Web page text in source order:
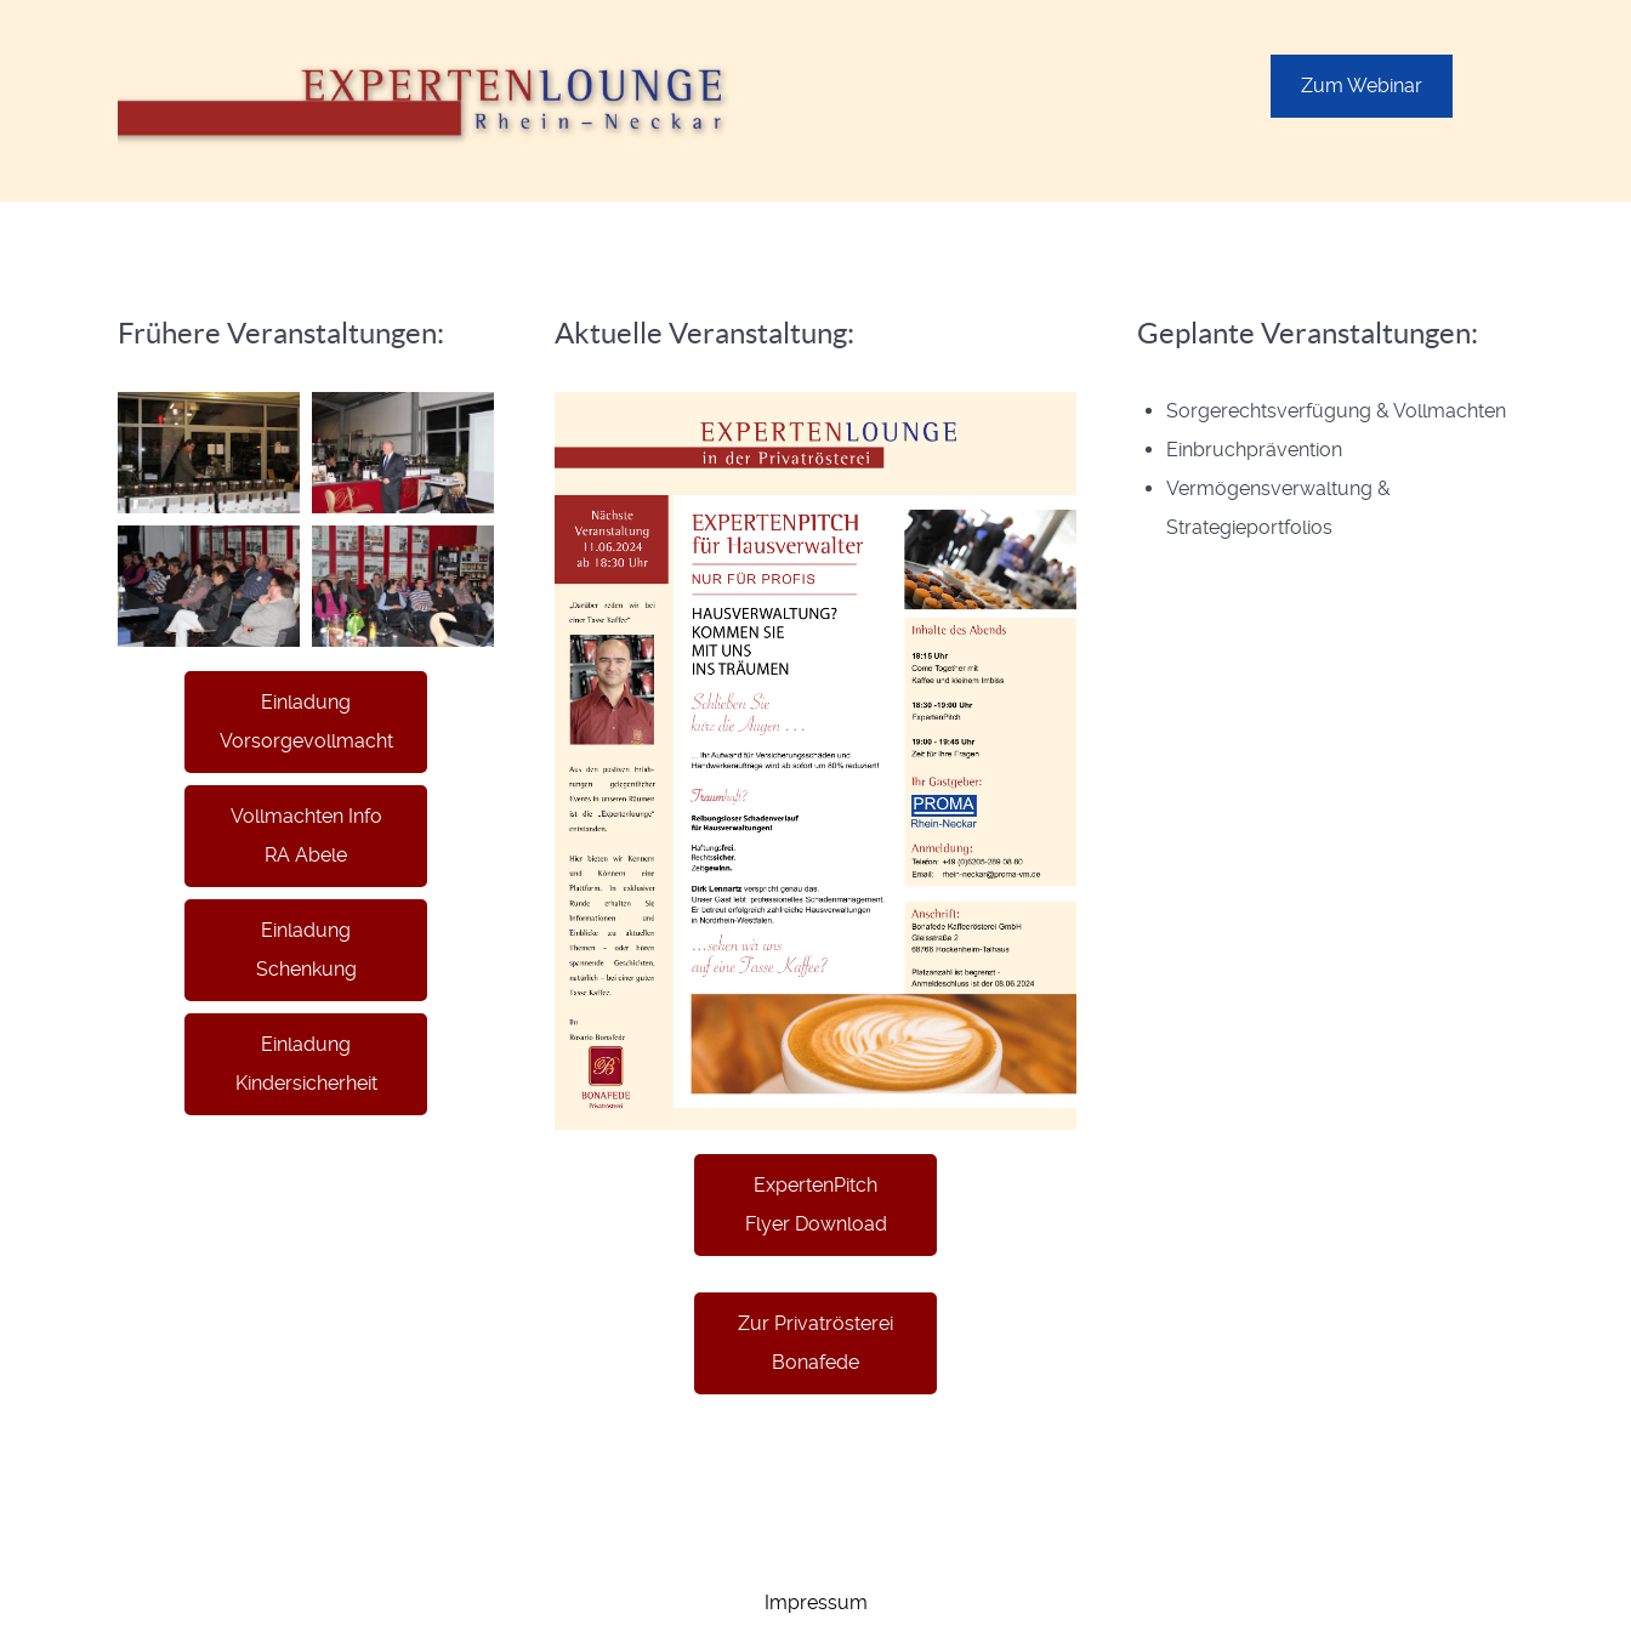
Zum Webinar
Frühere Veranstaltungen:
Einladung
Vorsorgevollmacht
Vollmachten Info
RA Abele
Einladung
Schenkung
Einladung
Kindersicherheit
Aktuelle Veranstaltung:
ExpertenPitch
Flyer Download
Zur Privatrösterei
Bonafede
Geplante Veranstaltungen:
Sorgerechtsverfügung & Vollmachten
Einbruchprävention
Vermögensverwaltung &
Strategieportfolios
Impressum